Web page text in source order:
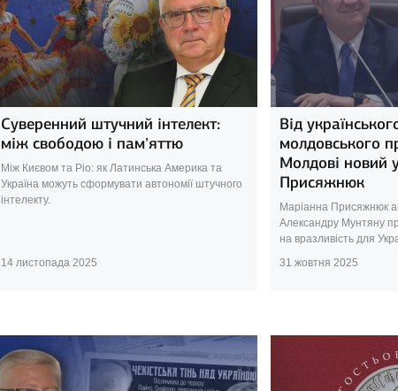
Суверенний штучний інтелект:
між свободою і пам’яттю
Між Києвом та Ріо: як Латинська Америка та
Україна можуть сформувати автономії штучного
інтелекту.
14 листопада 2025
Від
молдовського
Молдові новий
Присяжнюк
Маріанна Присяжнюк
Александру Мунтяну
на вразливість для
31 жовтня 2025